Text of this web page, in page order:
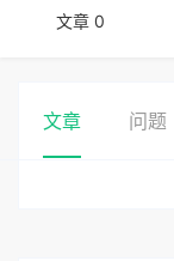
文章 0
文章 问题